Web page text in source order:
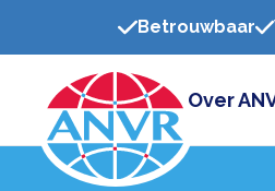
Betrouwbaar
Over